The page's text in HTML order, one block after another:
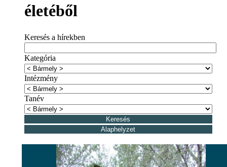
életéből
Keresés a hírekben
Kategória
Intézmény
Tanév